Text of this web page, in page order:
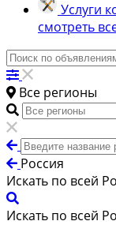
Услуги
смотреть
Все регионы
Россия
Искать по всей
Искать по всей